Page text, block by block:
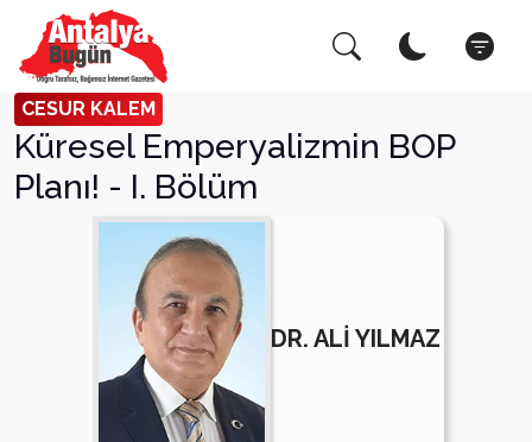
CESUR KALEM
Küresel Emperyalizmin BOP
Planı! - I. Bölüm
DR. ALİ YILMAZ
Arama Yap! Kapat